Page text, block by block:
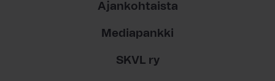
Ajankohtaista
Mediapankki
SKVL ry